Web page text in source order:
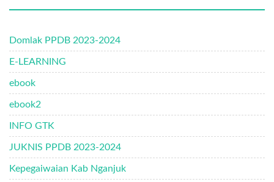
Domlak PPDB 2023-2024
E-LEARNING
ebook
ebook2
INFO GTK
JUKNIS PPDB 2023-2024
Kepegaiwaian Kab Nganjuk